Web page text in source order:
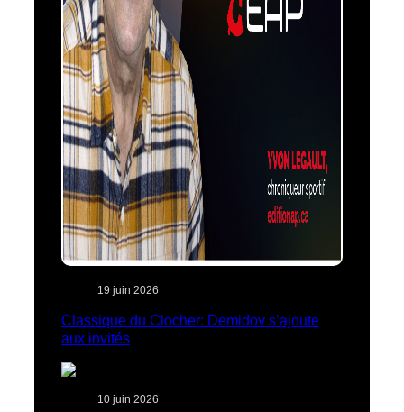
19 juin 2026
Classique du Clocher: Demidov s’ajoute
aux invités
10 juin 2026